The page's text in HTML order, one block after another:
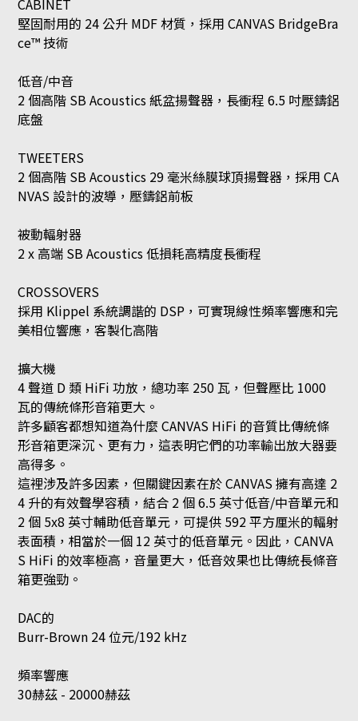
堅固耐用的 24 公升 MDF 材質，採用 CANVAS BridgeBra
ce™ 技術
低音/中音
2 個高階 SB Acoustics 紙盆揚聲器，長衝程 6.5 吋壓鑄鋁
底盤
TWEETERS
2 個高階 SB Acoustics 29 毫米絲膜球頂揚聲器，採用 CA
NVAS 設計的波導，壓鑄鋁前板
被動輻射器
2 x 高端 SB Acoustics 低損耗高精度長衝程
CROSSOVERS
採用 Klippel 系統調諧的 DSP，可實現線性頻率響應和完
美相位響應，客製化高階
擴大機
4 聲道 D 類 HiFi 功放，總功率 250 瓦，但聲壓比 1000
瓦的傳統條形音箱更大。
許多顧客都想知道為什麼 CANVAS HiFi 的音質比傳統條
形音箱更深沉、更有力，這表明它們的功率輸出放大器要
高得多。
這裡涉及許多因素，但關鍵因素在於 CANVAS 擁有高達 2
4 升的有效聲學容積，結合 2 個 6.5 英寸低音/中音單元和
2 個 5x8 英寸輔助低音單元，可提供 592 平方厘米的輻射
表面積​​，相當於一個 12 英寸的低音單元。因此，CANVA
S HiFi 的效率極高，音量更大，低音效果也比傳統長條音
箱更強勁。
DAC的
Burr-Brown 24 位元/192 kHz
頻率響應
30赫茲 - 20000赫茲